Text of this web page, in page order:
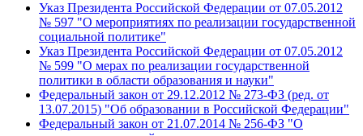
Указ Президента Российской Федерации от 07.05.2012
№ 597 "О мероприятиях по реализации государственной
социальной политике"
Указ Президента Российской Федерации от 07.05.2012
№ 599 "О мерах по реализации государственной
политики в области образования и науки"
Федеральный закон от 29.12.2012 № 273-ФЗ (ред. от
13.07.2015) "Об образовании в Российской Федерации"
Федеральный закон от 21.07.2014 № 256-ФЗ "О